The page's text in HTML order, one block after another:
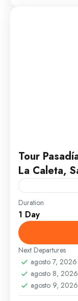
Tour
La Caleta,
Parque
recurso
parque,
natural,
Santo Domingo
1 Person
Duration
1 Day
Next Departures
agosto 7, 2026
agosto 8, 2026
agosto 9, 2026